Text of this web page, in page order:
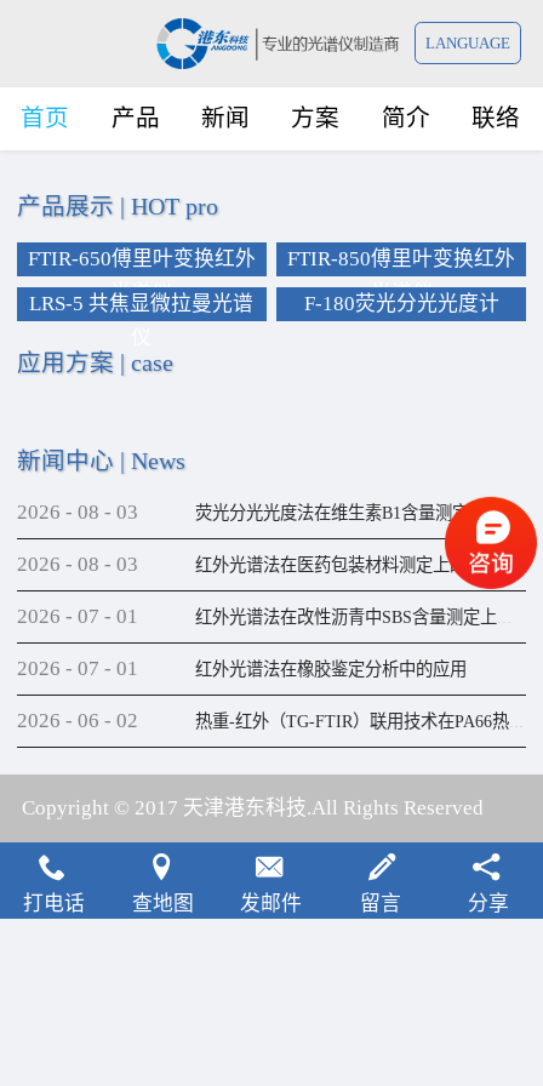
LANGUAGE
首页 产品 新闻 方案 简介 联络
产品展示 HOT pro
FTIR-650傅里叶变换红外
光谱仪
FTIR-850傅里叶变换红外
光谱仪
LRS-5 共焦显微拉曼光谱
F-180荧光分光光度计
应用方案 | case
新闻中心 News
荧光分光光度法在维生素B1含量测定上的应用
2026 - 08 - 03
红外光谱法在医药包装材料测定上的应用
2026 - 08 - 03
红外光谱法在改性沥青中SBS含量测定上的应用
2026 - 07 - 01
红外光谱法在橡胶鉴定分析中的应用
2026 - 07 - 01
热重-红外（TG-FTIR）联用技术在PA66热解研究上的应用
2026 - 06 - 02
Copyright © 2017 天津港东科技.All Rights Reserved
犀牛云提供云计算服务
打电话 查地图 发邮件 留言 分享